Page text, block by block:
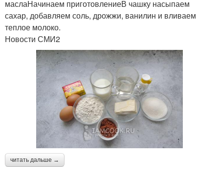
маслаНачинаем приготовлениеВ чашку насыпаем
сахар, добавляем соль, дрожжи, ванилин и вливаем
теплое молоко.
Новости СМИ2
читать дальше →